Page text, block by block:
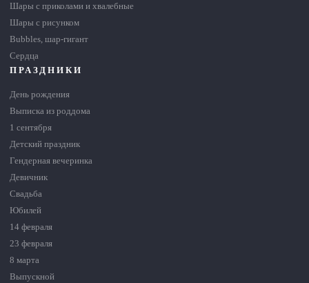
Шары с приколами и хвалебные
Шары с рисунком
Bubbles, шар-гигант
Сердца
ПРАЗДНИКИ
День рождения
Выписка из роддома
1 сентября
Детский праздник
Гендерная вечеринка
Девичник
Свадьба
Юбилей
14 февраля
23 февраля
8 марта
Выпускной